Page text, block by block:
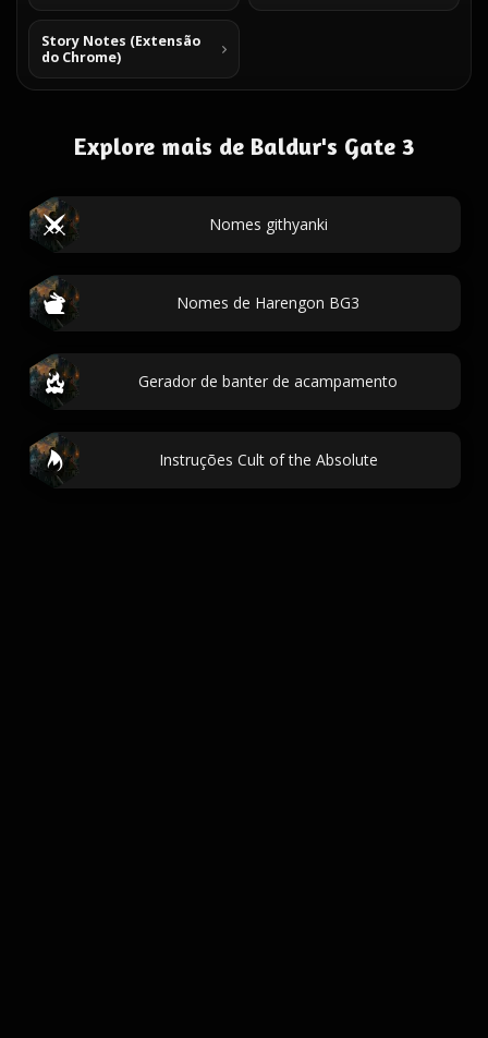
Story Notes (Extensão
do Chrome)
Explore mais de Baldur's Gate 3
Nomes githyanki
Nomes de Harengon BG3
Gerador de banter de acampamento
Instruções Cult of the Absolute